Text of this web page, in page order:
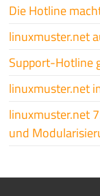
Die Hotline
linuxmuster.net
Support-Hotline
linuxmuster.net
linuxmuster.net
und